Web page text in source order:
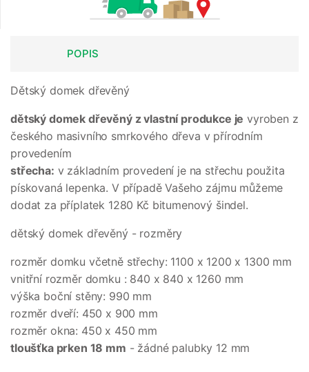
POPIS
Dětský domek dřevěný
dětský domek dřevěný z vlastní produkce je vyroben z
českého masivního smrkového dřeva v přírodním
provedením
střecha: v základním provedení je na střechu použita
pískovaná lepenka. V případě Vašeho zájmu můžeme
dodat za příplatek 1280 Kč bitumenový šindel.
dětský domek dřevěný - rozměry
rozměr domku včetně střechy: 1100 x 1200 x 1300 mm
vnitřní rozměr domku : 840 x 840 x 1260 mm
výška boční stěny: 990 mm
rozměr dveří: 450 x 900 mm
rozměr okna: 450 x 450 mm
tloušťka prken 18 mm - žádné palubky 12 mm